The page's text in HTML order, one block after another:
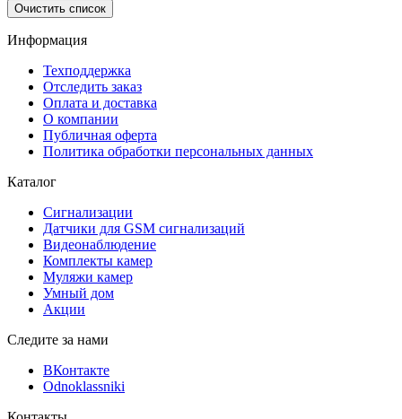
Очистить список
Информация
Техподдержка
Отследить заказ
Оплата и доставка
О компании
Публичная оферта
Политика обработки персональных данных
Каталог
Сигнализации
Датчики для GSM сигнализаций
Видеонаблюдение
Комплекты камер
Муляжи камер
Умный дом
Акции
Следите за нами
ВКонтакте
Odnoklassniki